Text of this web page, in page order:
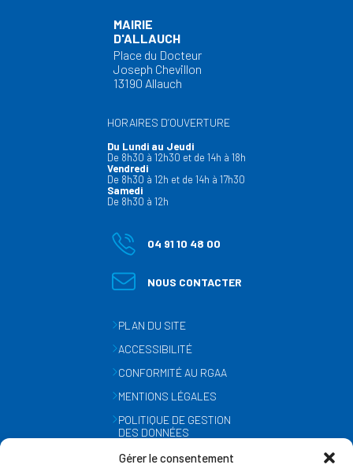
Gérer le consentement
MAIRIE
D'ALLAUCH
Place du Docteur
Joseph Chevillon
13190 Allauch
HORAIRES D’OUVERTURE
Du Lundi au Jeudi
De 8h30 à 12h30 et de 14h à 18h
Vendredi
De 8h30 à 12h et de 14h à 17h30
Samedi
De 8h30 à 12h
04 91 10 48 00
NOUS CONTACTER
PLAN DU SITE
ACCESSIBILITÉ
CONFORMITÉ AU RGAA
MENTIONS LÉGALES
POLITIQUE DE GESTION
DES DONNÉES